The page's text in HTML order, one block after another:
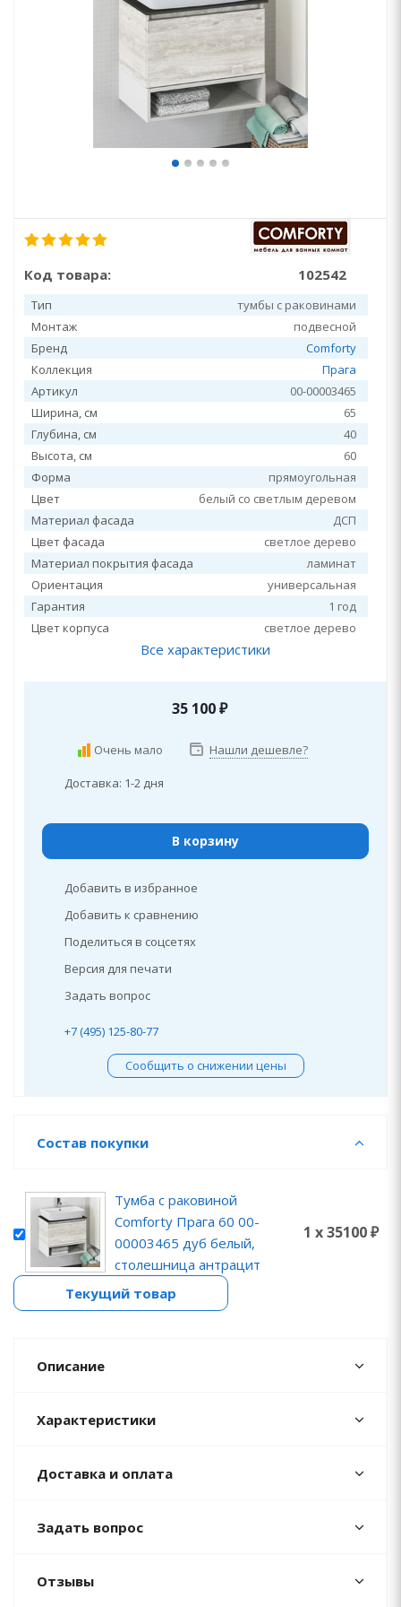
Код товара: 102542
Тип
тумбы с раковинами
Монтаж
подвесной
Бренд
Comforty
Коллекция
Прага
Артикул
00-00003465
Ширина, см
65
Глубина, см
40
Высота, см
60
Форма
прямоугольная
Цвет
белый со светлым деревом
Материал фасада
ДСП
Цвет фасада
светлое дерево
Материал покрытия фасада
ламинат
Ориентация
универсальная
Гарантия
1 год
Цвет корпуса
светлое дерево
Все характеристики
35 100₽
Очень мало Нашли дешевле?
Доставка: 1-2 дня
В корзину
Добавить в избранное
Добавить к сравнению
Поделиться в соцсетях
Версия для печати
Задать вопрос
+7 (495) 125-80-77
Сообщить о снижении цены
Состав покупки
Тумба с раковиной
Comforty Прага 60 00-
00003465 дуб белый,
столешница антрацит
1 x 35100 ₽
Текущий товар
Описание
Характеристики
Доставка и оплата
Задать вопрос
Отзывы